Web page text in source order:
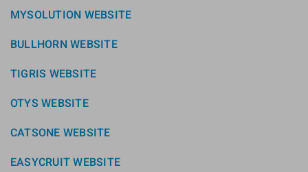
MYSOLUTION WEBSITE
BULLHORN WEBSITE
TIGRIS WEBSITE
OTYS WEBSITE
CATSONE WEBSITE
EASYCRUIT WEBSITE